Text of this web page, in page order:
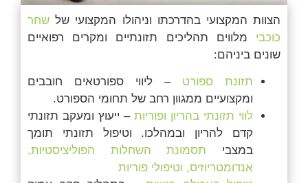
הצוות המקצועי בהדרכתו וניהולו המקצועי של שחר
כוכבי מלווים תהליכים תזונתיים ומקרים רפואיים
שונים ביניהם:
תזונת ספורט – ליווי ספורטאים חובבים
ומקצועיים ממגוון רחב של תחומי הספורט.
לווי תזונתי בהריון ופוריות – ייעוץ ומעקב תזונתי
קדם להריון ובמהלכו. וטיפול תזונתי תומך
במצבי תסמונת השחלות הפוליציסטיות,
אנדומטריוזיס, וטיפולי פוריות